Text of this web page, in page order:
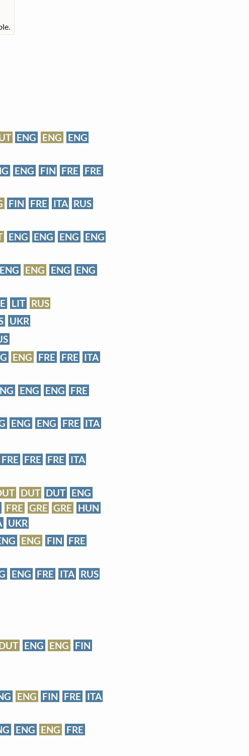
ENG ENG
ENG
ENG FIN FRE
FRE
FIN FRE ITA RUS
ENG ENG ENG
ENG
ENG ENG ENG ENG
LIT RUS
UKR
ENG FRE FRE ITA
ENG ENG FRE
ENG ENG FRE ITA
FRE FRE FRE
ITA
DUT DUT ENG
FRE GRE GRE
HUN
UKR
ENG FIN
FRE
ENG FRE ITA RUS
ENG ENG
FIN
ENG FIN FRE
ITA
ENG ENG
FRE